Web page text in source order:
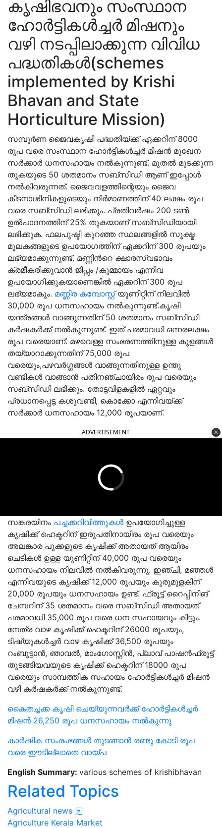
കൃഷിഭവനും സംസ്ഥാന
ഹോർട്ടികൾച്ചർ മിഷനും
വഴി നടപ്പിലാക്കുന്ന വിവിധ
പദ്ധതികൾ(schemes
implemented by Krishi
Bhavan and State
Horticulture Mission)
സമ്പൂർണ ജൈവകൃഷി പദ്ധതിയ്ക്ക് ഏക്കറിന് 8000
രൂപ വരെ സംസ്ഥാന ഹോർട്ടികൾച്ചർ മിഷൻ മുഖേന
സർക്കാർ ധനസഹായം നൽകുന്നുണ്ട്. മുതൽ മുടക്കുന്ന
തുകയുടെ 50 ശതമാനം സബ്സിഡി ആണ് ഇപ്പോൾ
നൽകിവരുന്നത്. ജൈവവളത്തിന്റെയും ജൈവ
കീടനാശിനികളുടെയും നിർമാണത്തിന് 40 ലക്ഷം രൂപ
വരെ സബ്സിഡി ലഭിക്കും. പ്രതിവർഷം 200 ടൺ
ഉൽപാദനത്തിന് 25% തുകയാണ് സബ്സിഡിയായി
ലഭിക്കുക. ഫലപുഷ്ടി കുറഞ്ഞ സ്ഥലങ്ങളിൽ സൂക്ഷ്മ
മൂലകങ്ങളുടെ ഉപയോഗത്തിന് ഏക്കറിന് 300 രൂപയും
ലഭ്യമാക്കുന്നുണ്ട്. മണ്ണിൻറെ ക്ഷാരസ്വഭാവം
ക്രമീകരിക്കുവാൻ ജിപ്സം /കുമ്മായം എന്നിവ
ഉപയോഗിക്കുകയാണെങ്കിൽ ഏക്കറിന് 300 രൂപ
ലഭ്യമാകും. മണ്ണിര കമ്പോസ്റ്റ്യൂണിറ്റിന് നിലവിൽ
30,000 രൂപ ധനസഹായം നൽകുന്നുണ്ട്.കൃഷി
യന്ത്രങ്ങൾ വാങ്ങുന്നതിന് 50 ശതമാനം സബ്സിഡി
കർഷകർക്ക് നൽകുന്നുണ്ട്. ഇത് പരമാവധി ഒന്നരലക്ഷം
രൂപ വരെയാണ്. മഴവെള്ള സംഭരണത്തിനുള്ള കുളങ്ങൾ
തയ്യാറാക്കുന്നതിന് 75,000 രൂപ
വരെയും,പഴവർഗ്ഗങ്ങൾ വാങ്ങുന്നതിനുള്ള ഉന്തു
വണ്ടികൾ വാങ്ങാൻ പതിനഞ്ചായിരം രൂപ വരെയും
സബ്സിഡി ലഭിക്കും. തോട്ടവിളകളിൽ ഏറ്റവും
പ്രധാനപ്പെട്ട കശുവണ്ടി, കൊക്കോ എന്നിവയ്ക്ക്
സർക്കാർ ധനസഹായം 12,000 രൂപയാണ്.
ADVERTISEMENT
സങ്കരയിനം പച്ചക്കറിവിത്തുകൾ ഉപയോഗിച്ചുള്ള
കൃഷിക്ക് ഹെക്ടറിന് ഇരുപതിനായിരം രൂപ വരെയും
അലങ്കാര പൂക്കളുടെ കൃഷിക്ക് അതായത് ആയിരം
ചെടികൾ ഉള്ള യൂണിറ്റിന് 40,000 രൂപ വരെയും
ധനസഹായം നിലവിൽ നൽകിവരുന്നു. ഇഞ്ചി, മഞ്ഞൾ
എന്നിവയുടെ കൃഷിക്ക് 12,000 രൂപയും കുരുമുളകിന്
20,000 രൂപയും ധനസഹായം ഉണ്ട്. ഫ്രൂട്ട് റൈപ്പിനിങ്
ചേമ്പറിന് 35 ശതമാനം വരെ സബ്സിഡി അതായത്
പരമാവധി 35,000 രൂപ വരെ ധന സഹായവും കിട്ടും.
നേത്ര വാഴ കൃഷിക്ക് ഹെക്ടറിന് 26000 രൂപയും,
ടിഷ്യുകൾച്ചർ വാഴ കൃഷിക്ക് 36,500 രൂപയും
റംബൂട്ടാൻ, ഞാവൽ, മാംഗോസ്റ്റിൻ, പ്ലാവ് പാഷൻഫ്രൂട്ട്
തുടങ്ങിയവയുടെ കൃഷിക്ക് ഹെക്ടറിന് 18000 രൂപ
വരെയും സാമ്പത്തിക സഹായം ഹോർട്ടികൾച്ചർ മിഷൻ
വഴി കർഷകർക്ക് നൽകുന്നുണ്ട്.
കൈതച്ചക്ക കൃഷി ചെയ്യുന്നവർക്ക് ഹോർട്ടികൾച്ചർ
മിഷൻ 26,250 രൂപ ധനസഹായം നൽകുന്നു
കാർഷിക സംരംഭങ്ങൾ തുടങ്ങാൻ രണ്ടു കോടി രൂപ
വരെ ഈടില്ലാതെ വായ്പ
English Summary: various schemes of krishibhavan
Related Topics
Agricultural news
Agriculture Kerala Market